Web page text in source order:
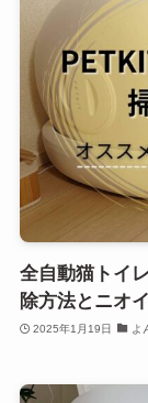
全自動猫トイ
除方法とニオ
2025年1月19日 よ